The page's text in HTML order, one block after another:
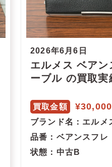
2026年6月6日
エルメス ベアン
ーブル の買取実
買取金額 ¥30,000
ブランド名 ：エル
品番 ：ベアンスフレ
状態 ：中古B